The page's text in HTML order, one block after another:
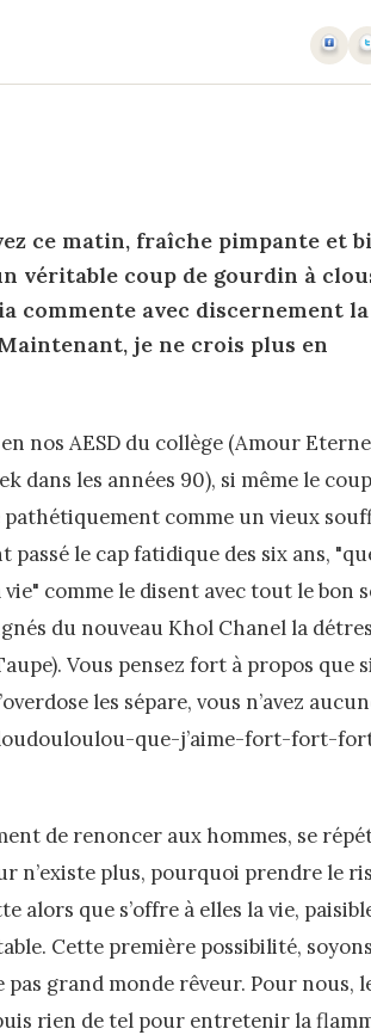
ce matin, fraîche pimpante et
véritable coup de gourdin à
commente avec discernement la
je ne crois plus en
nos AESD du collège (Amour
dans les années 90), si même le
comme un vieux
passé le cap fatidique des six ans,
comme le disent avec tout le bon
du nouveau Khol Chanel la
Vous pensez fort à propos que
les sépare, vous n’avez
que-j’aime-fort-fort-
de renoncer aux hommes, se
n’existe plus, pourquoi prendre le
alors que s’offre à elles la vie,
Cette première possibilité, soyons
grand monde rêveur. Pour nous,
rien de tel pour entretenir la